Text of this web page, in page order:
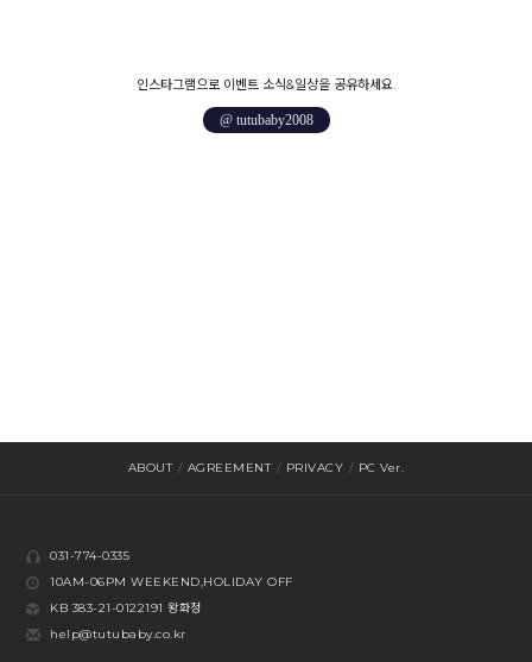
인스타그램으로 이벤트 소식&일상을 공유하세요.
@ tutubaby2008
ABOUT / AGREEMENT / PRIVACY / PC Ver.
031-774-0335
10AM-06PM WEEKEND,HOLIDAY OFF
KB 383-21-0122191 왕화정
help@tutubaby.co.kr